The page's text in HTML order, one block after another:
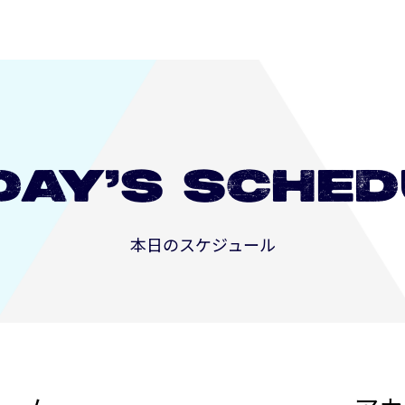
本日のスケジュール